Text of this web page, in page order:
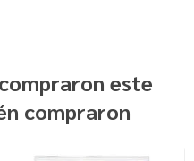
este
compraron